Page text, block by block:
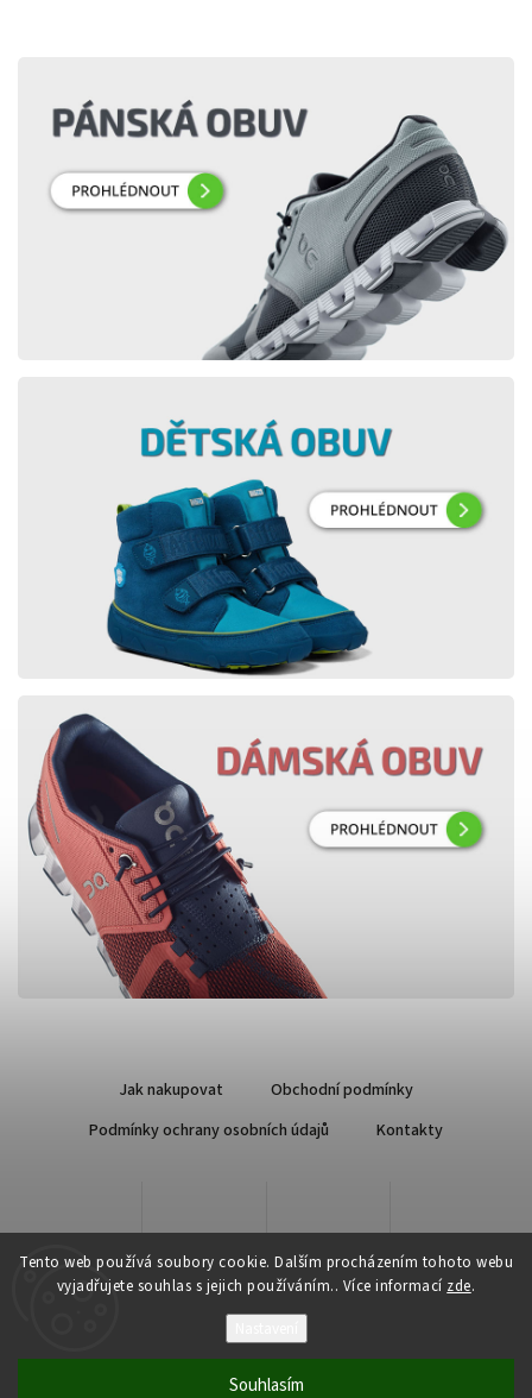
Tento web používá soubory cookie. Dalším procházením tohoto webu
vyjadřujete souhlas s jejich používáním.. Více informací zde.
Souhlasím
Jak nakupovat
Obchodní podmínky
Podmínky ochrany osobních údajů
Kontakty
Qsport.cz. Všechna práva vyhrazena.